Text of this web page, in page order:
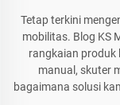
Tetap terkini
mobilitas. Blog KS
rangkaian produk
manual, skuter
bagaimana solusi